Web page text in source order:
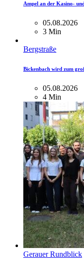
Ampel an der Kasino-
05.08.2026
3 Min
Bergstraße
Bickenbach wird zum
05.08.2026
4 Min
Gerauer Rundblick